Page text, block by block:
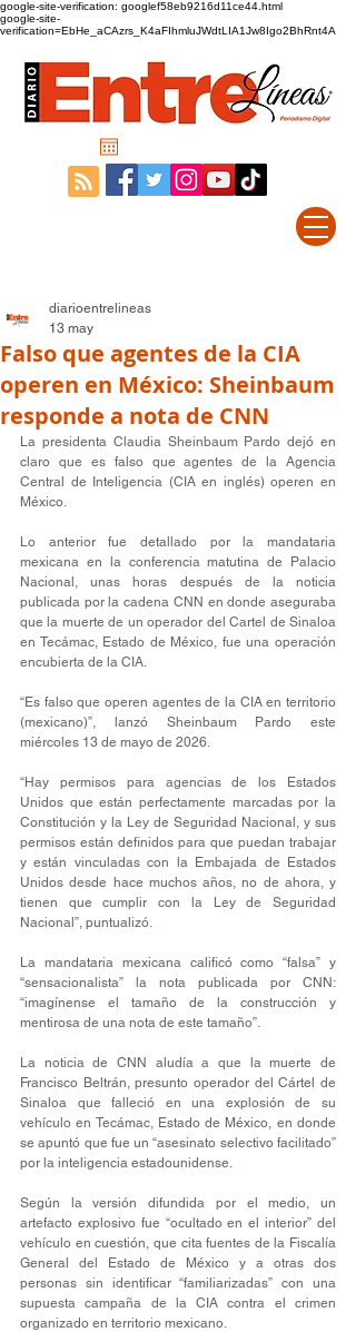
google-site-verification: googlef58eb9216d11ce44.html
google-site-
verification=EbHe_aCAzrs_K4aFIhmluJWdtLIA1Jw8Igo2BhRnt4A
Falso que agentes de la CIA
operen en México: Sheinbaum
responde a nota de CNN
diarioentrelineas
13 may
La presidenta Claudia Sheinbaum Pardo dejó en
claro que es falso que agentes de la Agencia
Central de Inteligencia (CIA en inglés) operen en
México.
Lo anterior fue detallado por la mandataria
mexicana en la conferencia matutina de Palacio
Nacional, unas horas después de la noticia
publicada por la cadena CNN en donde aseguraba
que la muerte de un operador del Cartel de Sinaloa
en Tecámac, Estado de México, fue una operación
encubierta de la CIA.
“Es falso que operen agentes de la CIA en territorio
(mexicano)”, lanzó Sheinbaum Pardo este
miércoles 13 de mayo de 2026.
“Hay permisos para agencias de los Estados
Unidos que están perfectamente marcadas por la
Constitución y la Ley de Seguridad Nacional, y sus
permisos están definidos para que puedan trabajar
y están vinculadas con la Embajada de Estados
Unidos desde hace muchos años, no de ahora, y
tienen que cumplir con la Ley de Seguridad
Nacional”, puntualizó.
La mandataria mexicana calificó como “falsa” y
“sensacionalista” la nota publicada por CNN:
“imagínense el tamaño de la construcción y
mentirosa de una nota de este tamaño”.
La noticia de CNN aludía a que la muerte de
Francisco Beltrán, presunto operador del Cártel de
Sinaloa que falleció en una explosión de su
vehículo en Tecámac, Estado de México, en donde
se apuntó que fue un “asesinato selectivo facilitado”
por la inteligencia estadounidense.
Según la versión difundida por el medio, un
artefacto explosivo fue “ocultado en el interior” del
vehículo en cuestión, que cita fuentes de la Fiscalía
General del Estado de México y a otras dos
personas sin identificar “familiarizadas” con una
supuesta campaña de la CIA contra el crimen
organizado en territorio mexicano.